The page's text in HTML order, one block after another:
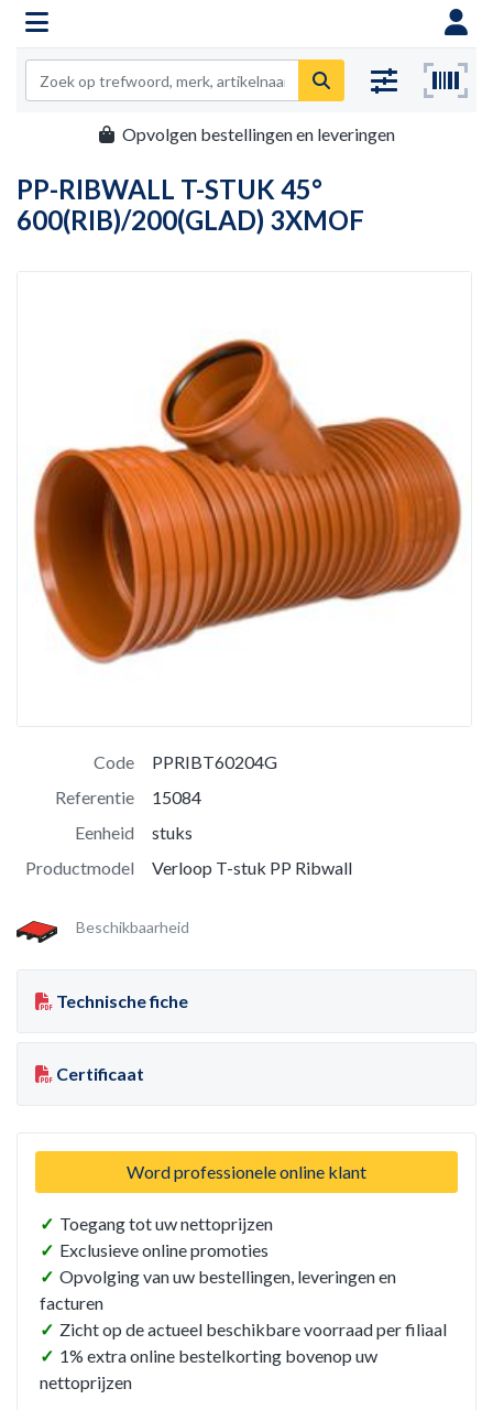
Opvolgen bestellingen en leveringen
PP-RIBWALL T-STUK 45°
600(RIB)/200(GLAD) 3XMOF
Code
PPRIBT60204G
Referentie
15084
Eenheid
stuks
Productmodel
Verloop T-stuk PP Ribwall
Beschikbaarheid
Technische fiche
Certificaat
Word professionele online klant
✓ Toegang tot uw nettoprijzen
✓ Exclusieve online promoties
✓ Opvolging van uw bestellingen, leveringen en
facturen
✓ Zicht op de actueel beschikbare voorraad per filiaal
✓ 1% extra online bestelkorting bovenop uw
nettoprijzen